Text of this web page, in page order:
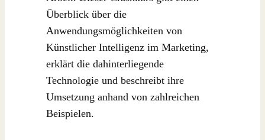
Überblick über die
Anwendungsmöglichkeiten von
Künstlicher Intelligenz im Marketing,
erklärt die dahinterliegende
Technologie und beschreibt ihre
Umsetzung anhand von zahlreichen
Beispielen.